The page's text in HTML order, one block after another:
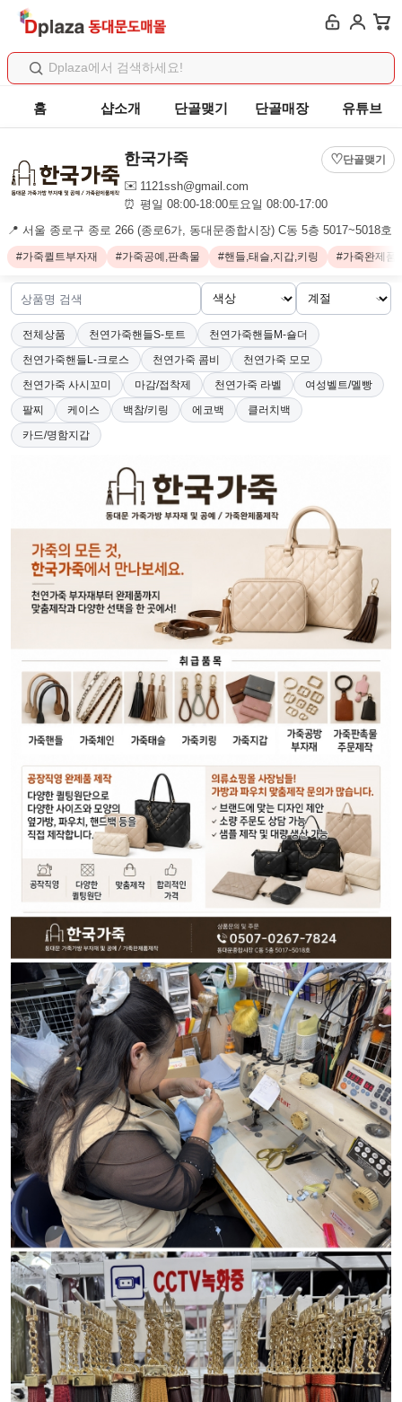
홈 샵소개 단골맺기 단골매장 유튜브
한국가죽 ♡단골맺기
✉️ 1121ssh@gmail.com
⏰ 평일 08:00-18:00토요일 08:00-17:00
📍 서울 종로구 종로 266 (종로6가, 동대문종합시장) C동 5층 5017~5018호
#가죽퀼트부자재 #가죽공예,판촉물 #핸들,태슬,지갑,키링 #가죽완제품
전체상품 천연가죽핸들S-토트
천연가죽핸들M-숄더
천연가죽핸들L-크로스
천연가죽 콤비
천연가죽 모모
천연가죽 사시꼬미
마감/접착제 천연가죽 라벨
여성벨트/멜빵
팔찌
케이스 백참/키링 에코백
클러치백
카드/명함지갑